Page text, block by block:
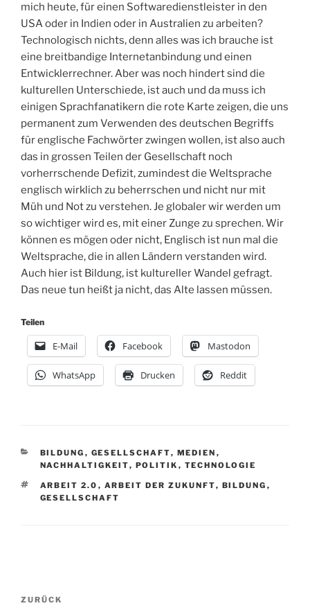
mich heute, für einen Softwaredienstleister in den
USA oder in Indien oder in Australien zu arbeiten?
Technologisch nichts, denn alles was ich brauche ist
eine breitbandige Internetanbindung und einen
Entwicklerrechner. Aber was noch hindert sind die
kulturellen Unterschiede, ist auch und da muss ich
einigen Sprachfanatikern die rote Karte zeigen, die uns
permanent zum Verwenden des deutschen Begriffs
für englische Fachwörter zwingen wollen, ist also auch
das in grossen Teilen der Gesellschaft noch
vorherrschende Defizit, zumindest die Weltsprache
englisch wirklich zu beherrschen und nicht nur mit
Müh und Not zu verstehen. Je globaler wir werden um
so wichtiger wird es, mit einer Zunge zu sprechen. Wir
können es mögen oder nicht, Englisch ist nun mal die
Weltsprache, die in allen Ländern verstanden wird.
Auch hier ist Bildung, ist kultureller Wandel gefragt.
Das neue tun heißt ja nicht, das Alte lassen müssen.
Teilen
E-Mail Facebook Mastodon
WhatsApp Drucken Reddit
KATEGORIEN
BILDUNG , GESELLSCHAFT, MEDIEN ,
NACHHALTIGKEIT, POLITIK , TECHNOLOGIE
SCHLAGWÖRTER
ARBEIT 2.0 , ARBEIT DER ZUKUNFT, BILDUNG ,
GESELLSCHAFT
Beitragsnavigation
Vorheriger
ZURÜCK